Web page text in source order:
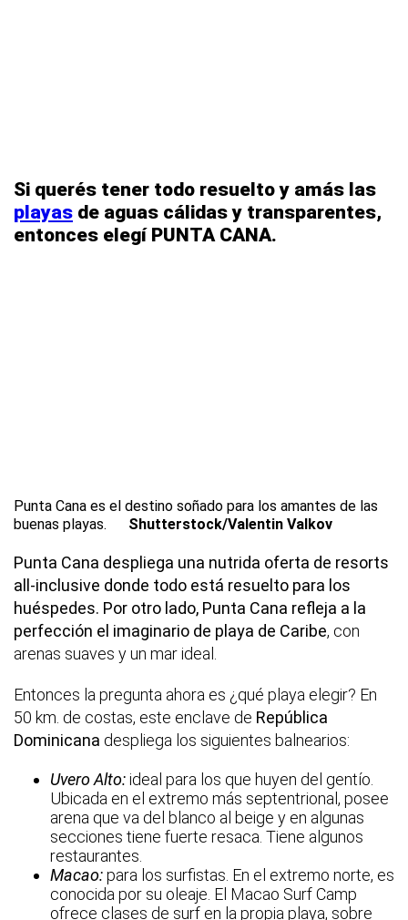
Si querés tener todo resuelto y amás las
playas de aguas cálidas y transparentes,
entonces elegí PUNTA CANA.
Punta Cana es el destino soñado para los amantes de las
buenas playas.
Shutterstock/Valentin Valkov
Punta Cana despliega una nutrida oferta de resorts
all-inclusive donde todo está resuelto para los
huéspedes. Por otro lado, Punta Cana refleja a la
perfección el imaginario de playa de Caribe, con
arenas suaves y un mar ideal.
Entonces la pregunta ahora es ¿qué playa elegir? En
50 km. de costas, este enclave de República
Dominicana despliega los siguientes balnearios:
Uvero Alto:ideal para los que huyen del gentío.
Ubicada en el extremo más septentrional, posee
arena que va del blanco al beige y en algunas
secciones tiene fuerte resaca. Tiene algunos
restaurantes.
Macao:para los surfistas. En el extremo norte, es
conocida por su oleaje. El Macao Surf Camp
ofrece clases de surf en la propia playa, sobre